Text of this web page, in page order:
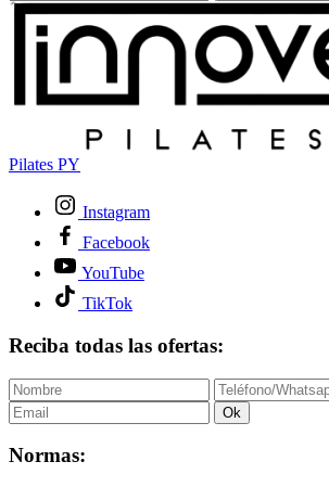
Pilates PY
Instagram
Facebook
YouTube
TikTok
Reciba todas las ofertas:
Ok
Normas: